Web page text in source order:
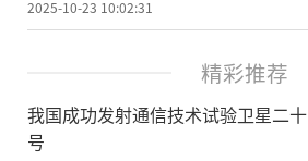
2025-10-23 10:02:31
精彩推荐
我国成功发射通信技术试验卫星二十
号